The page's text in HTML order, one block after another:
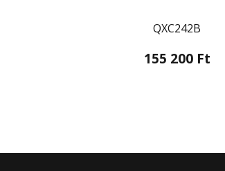
QXC242B
155 200 Ft